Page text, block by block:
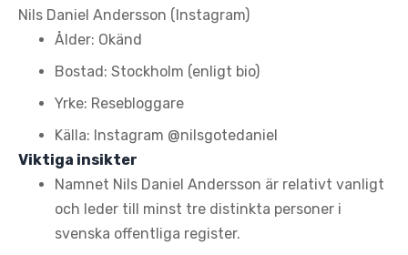
Nils Daniel Andersson (Instagram)
Ålder: Okänd
Bostad: Stockholm (enligt bio)
Yrke: Resebloggare
Källa: Instagram @nilsgotedaniel
Viktiga insikter
Namnet Nils Daniel Andersson är relativt vanligt
och leder till minst tre distinkta personer i
svenska offentliga register.